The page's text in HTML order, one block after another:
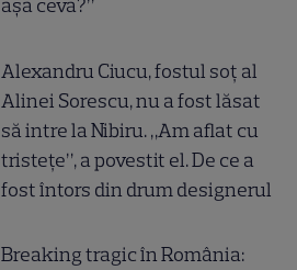
așa ceva?”
Alexandru Ciucu, fostul soț al
Alinei Sorescu, nu a fost lăsat
să intre la Nibiru. „Am aflat cu
tristețe”, a povestit el. De ce a
fost întors din drum designerul
Breaking tragic în România: